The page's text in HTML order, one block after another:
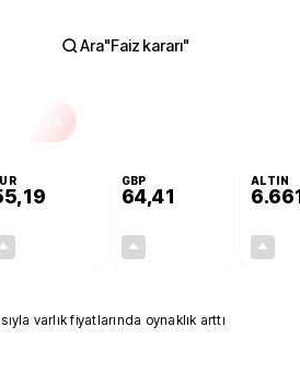
Ara"Faiz kararı"
GBP
64,41
ALTIN
6.661
varlık fiyatlarında oynaklık arttı